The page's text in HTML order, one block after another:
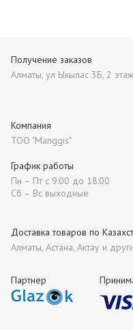
Партнер
Получение заказов
Алматы, ул Ыкылас 3Б, 2
Компания
ТОО "Manggis"
Доставка товаров по
Алматы, Астана, Актау и
График работы
Пн – Пт с 9:00 до 18:00
Сб – Вс выходные